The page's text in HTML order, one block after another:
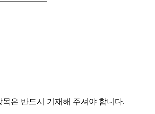
목은 반드시 기재해 주셔야 합니다.